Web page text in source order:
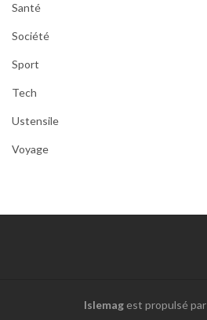
Santé
Société
Sport
Tech
Ustensile
Voyage
Islemagest propulsé par